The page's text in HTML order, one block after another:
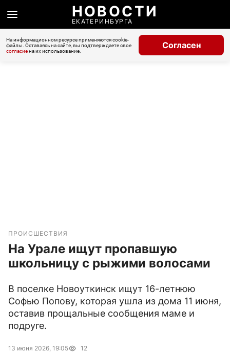
НОВОСТИ
ЕКАТЕРИНБУРГА
На информационном ресурсе применяются cookie-
файлы. Оставаясь на сайте, вы подтверждаете свое
согласиена их использование.
Согласен
ПРОИСШЕСТВИЯ
На Урале ищут пропавшую
школьницу с рыжими волосами
В поселке Новоуткинск ищут 16-летнюю
Софью Попову, которая ушла из дома 11 июня,
оставив прощальные сообщения маме и
подруге.
13 июня 2026, 19:05 12